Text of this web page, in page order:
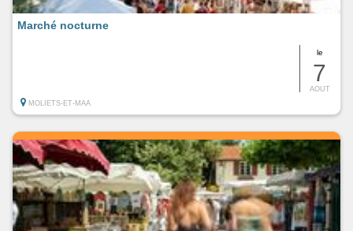
le
7
AOUT
Marché nocturne
MOLIETS-ET-MAA